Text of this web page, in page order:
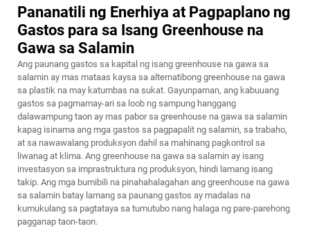
Pananatili ng Enerhiya at Pagpaplano ng
Gastos para sa Isang Greenhouse na
Gawa sa Salamin
Ang paunang gastos sa kapital ng isang greenhouse na gawa sa
salamin ay mas mataas kaysa sa alternatibong greenhouse na gawa
sa plastik na may katumbas na sukat. Gayunpaman, ang kabuuang
gastos sa pagmamay-ari sa loob ng sampung hanggang
dalawampung taon ay mas pabor sa greenhouse na gawa sa salamin
kapag isinama ang mga gastos sa pagpapalit ng salamin, sa trabaho,
at sa nawawalang produksyon dahil sa mahinang pagkontrol sa
liwanag at klima. Ang greenhouse na gawa sa salamin ay isang
investasyon sa imprastruktura ng produksyon, hindi lamang isang
takip. Ang mga bumibili na pinahahalagahan ang greenhouse na gawa
sa salamin batay lamang sa paunang gastos ay madalas na
kumukulang sa pagtataya sa tumutubo nang halaga ng pare-parehong
pagganap taon-taon.